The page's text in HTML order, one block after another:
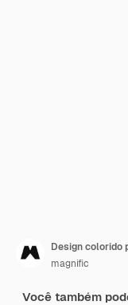
Design colorido
magnific
Você também